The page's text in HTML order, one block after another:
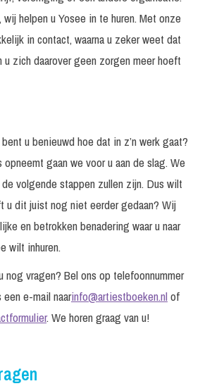
wij helpen u Yosee in te huren. Met onze
in contact, waarna u zeker weet dat
zich daarover geen zorgen meer hoeft
u benieuwd hoe dat in z’n werk gaat?
gaan we voor u aan de slag. We
volgende stappen zullen zijn. Dus wilt
u dit juist nog niet eerder gedaan? Wij
en betrokken benadering waar u naar
wilt inhuren.
vragen? Bel ons op telefoonnummer
een e-mail naarinfo@artiestboeken.nlof
. We horen graag van u!